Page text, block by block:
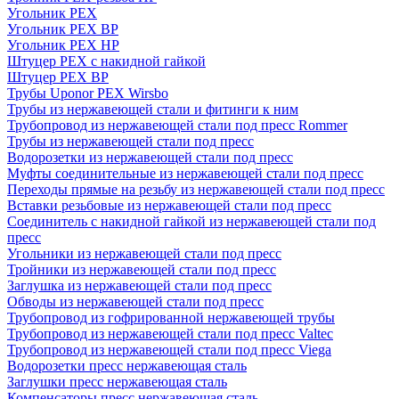
Угольник PEX
Угольник PEX ВР
Угольник PEX НР
Штуцер PEX c накидной гайкой
Штуцер PEX ВР
Трубы Uponor PEX Wirsbo
Трубы из нержавеющей стали и фитинги к ним
Трубопровод из нержавеющей стали под пресс Rommer
Трубы из нержавеющей стали под пресс
Водорозетки из нержавеющей стали под пресс
Муфты соединительные из нержавеющей стали под пресс
Переходы прямые на резьбу из нержавеющей стали под пресс
Вставки резьбовые из нержавеющей стали под пресс
Соединитель с накидной гайкой из нержавеющей стали под
пресс
Угольники из нержавеющей стали под пресс
Тройники из нержавеющей стали под пресс
Заглушка из нержавеющей стали под пресс
Обводы из нержавеющей стали под пресс
Трубопровод из гофрированной нержавеющей трубы
Трубопровод из нержавеющей стали под пресс Valtec
Трубопровод из нержавеющей стали под пресс Viega
Водорозетки пресс нержавеющая сталь
Заглушки пресс нержавеющая сталь